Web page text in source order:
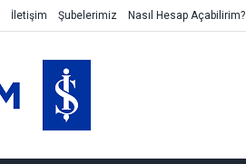
İletişim Şubelerimiz Nasıl Hesap Açabilirim?